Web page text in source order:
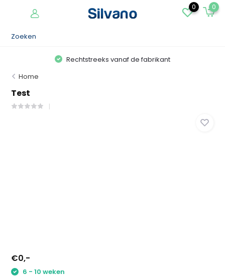
0 0
Rechtstreeks vanaf de fabrikant
Home
Test
€0,-
6 - 10 weken